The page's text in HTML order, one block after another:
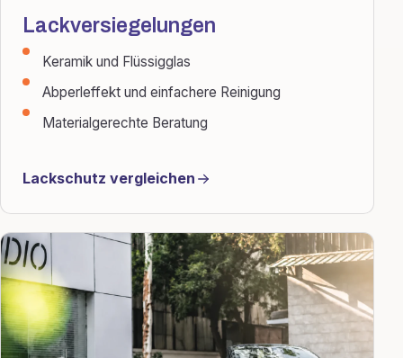
Lackversiegelungen
Keramik und Flüssigglas
Abperleffekt und einfachere Reinigung
Materialgerechte Beratung
Lackschutz vergleichen